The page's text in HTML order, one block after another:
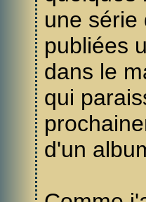
une série
publiées
dans le
qui
d'un